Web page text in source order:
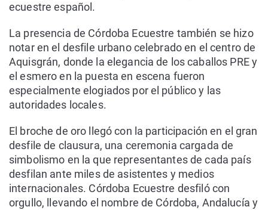
ecuestre español.
La presencia de Córdoba Ecuestre también se hizo
notar en el desfile urbano celebrado en el centro de
Aquisgrán, donde la elegancia de los caballos PRE y
el esmero en la puesta en escena fueron
especialmente elogiados por el público y las
autoridades locales.
El broche de oro llegó con la participación en el gran
desfile de clausura, una ceremonia cargada de
simbolismo en la que representantes de cada país
desfilan ante miles de asistentes y medios
internacionales. Córdoba Ecuestre desfiló con
orgullo, llevando el nombre de Córdoba, Andalucía y